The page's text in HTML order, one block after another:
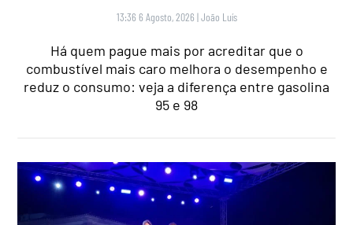
13:36 6 Agosto, 2026 |João Luís
Há quem pague mais por acreditar que o
combustível mais caro melhora o desempenho e
reduz o consumo: veja a diferença entre gasolina
95 e 98